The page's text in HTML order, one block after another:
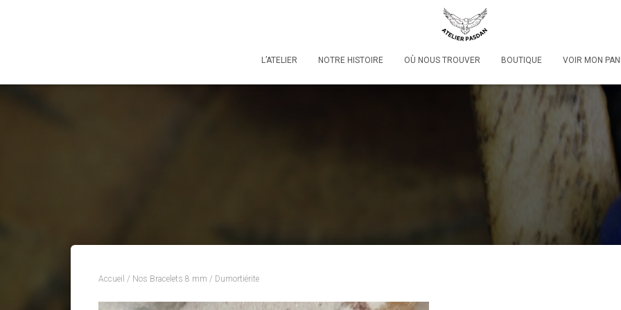
L’ATELIER NOTRE HISTOIRE OÙ NOUS TROUVER BOUTIQUE VOIR MON
Accueil / Nos Bracelets 8 mm / Dumortiérite